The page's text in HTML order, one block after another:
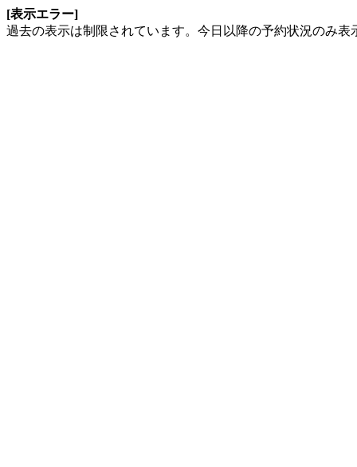
[表示エラー]
過去の表示は制限されています。今日以降の予約状況のみ表